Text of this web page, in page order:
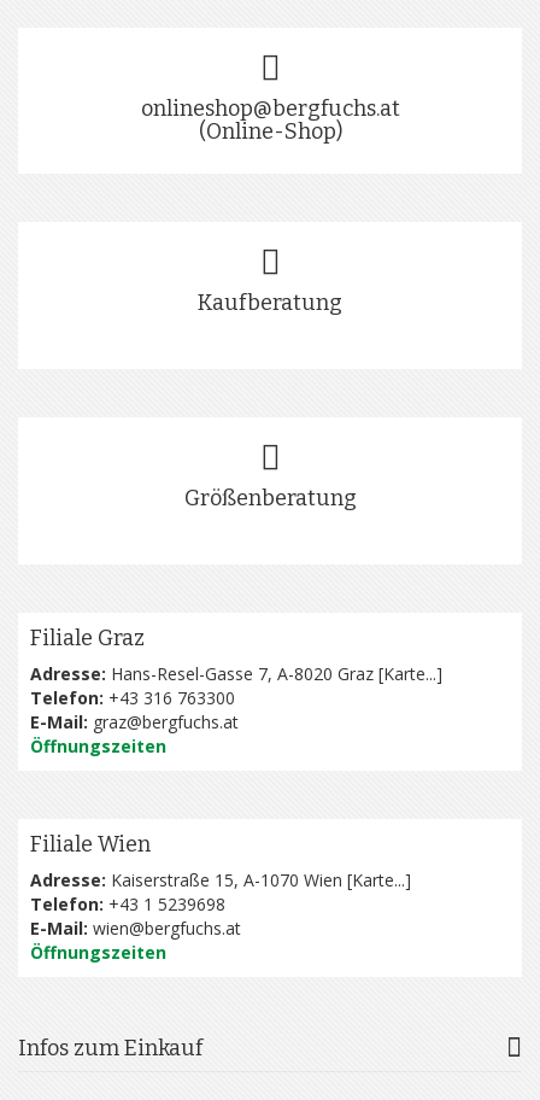
onlineshop@bergfuchs.at
(Online-Shop)
Kaufberatung
Größenberatung
Filiale Graz
Adresse: Hans-Resel-Gasse 7, A-8020 Graz [Karte...]
Telefon: +43 316 763300
E-Mail: graz@bergfuchs.at
Öffnungszeiten
Filiale Wien
Adresse: Kaiserstraße 15, A-1070 Wien [Karte...]
Telefon: +43 1 5239698
E-Mail: wien@bergfuchs.at
Öffnungszeiten
Infos zum Einkauf